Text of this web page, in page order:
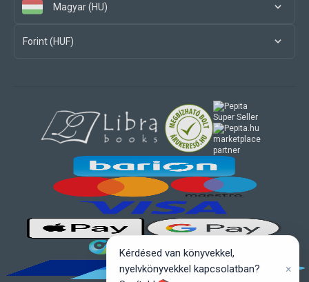
Magyar (HU)
Forint (HUF)
marketplace
partner
Kérdésed van könyvekkel,
nyelvkönyvekkel kapcsolatban?
×